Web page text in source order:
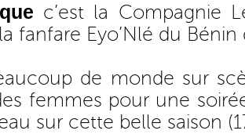
c’est la Compagnie
fanfare Eyo’Nlé du
de monde sur
femmes pour une
sur cette belle saison